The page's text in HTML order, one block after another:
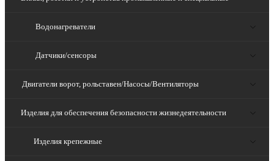
Водонагреватели
Датчики/сенсоры
Двигатели ворот, рольставен/Насосы/Вентиляторы
Изделия для обеспечения безопасности жизнедеятельности
Изделия крепежные